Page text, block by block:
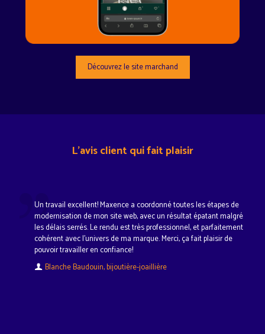
Découvrez le site marchand
L'avis client qui fait plaisir
Un travail excellent! Maxence a coordonné toutes les étapes de
modernisation de mon site web, avec un résultat épatant malgré
les délais serrés. Le rendu est très professionnel, et parfaitement
cohérent avec l'univers de ma marque. Merci, ça fait plaisir de
pouvoir travailler en confiance!
Blanche Baudouin, bijoutière-joaillière